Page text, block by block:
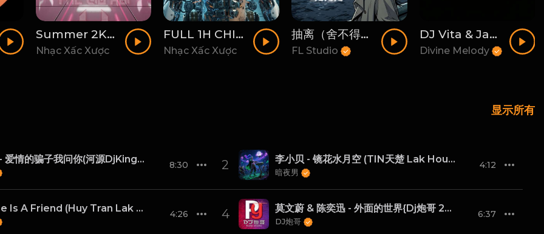
Summer 2K26 - DJ LucGiaHai
Nhạc Xấc Xược
FULL 1H CHINA GO CANG - DJ BINO
Nhạc Xấc Xược
抽离（舍不得的他他他）
FL Studio
DJ Vita & Jack - 小城大爱（Melodic Techno）
Divine Melody
显示所有
陈小云 - 爱情的骗子我问你(河源DjKingOn1 Electro Rmx 2024 闽南语) 8:30 2 李小贝 - 镜花水月空 (TIN天楚 Lak House Mix 2024)
暗夜男
4:12
Trouble Is A Friend (Huy Tran Lak House Mix 2024) 4:26 4 莫文蔚 & 陈奕迅 - 外面的世界{Dj炮哥 2022 Remix}
DJ炮哥
6:37